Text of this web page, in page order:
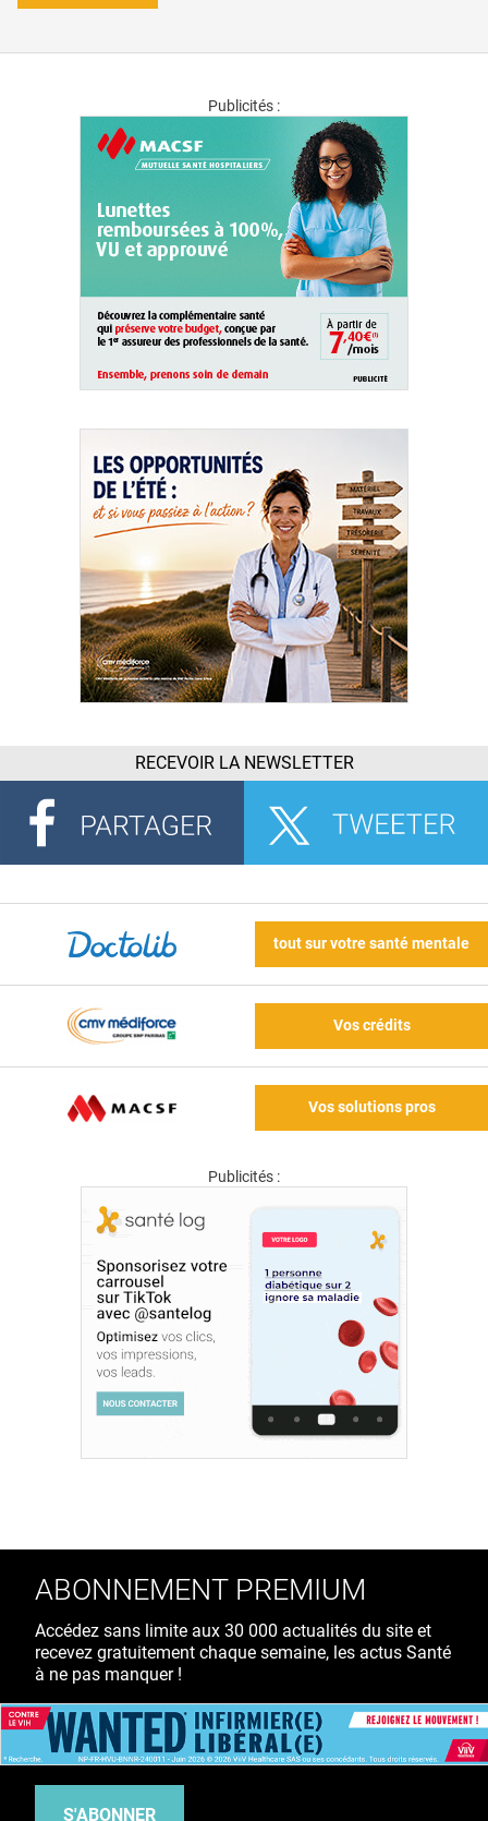
Publicités :
RECEVOIR LA NEWSLETTER
tout sur votre santé mentale
Vos crédits
Vos solutions pros
Publicités :
ABONNEMENT PREMIUM
Accédez sans limite aux 30 000 actualités du site et
recevez gratuitement chaque semaine, les actus Santé
à ne pas manquer !
39€ TTC
/ an
S'ABONNER